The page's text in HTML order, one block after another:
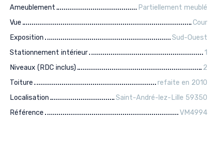
Ameublement
Partiellement meublé
Vue
Cour
Exposition
Sud-Ouest
Stationnement intérieur
1
Niveaux (RDC inclus)
2
Toiture
refaite en 2010
Localisation
Saint-André-lez-Lille 59350
Référence
VM4994